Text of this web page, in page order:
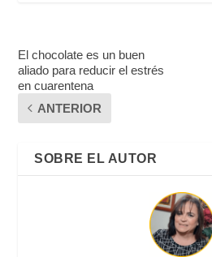
El chocolate es un buen
aliado para reducir el estrés
en cuarentena
ANTERIOR
SOBRE EL AUTOR